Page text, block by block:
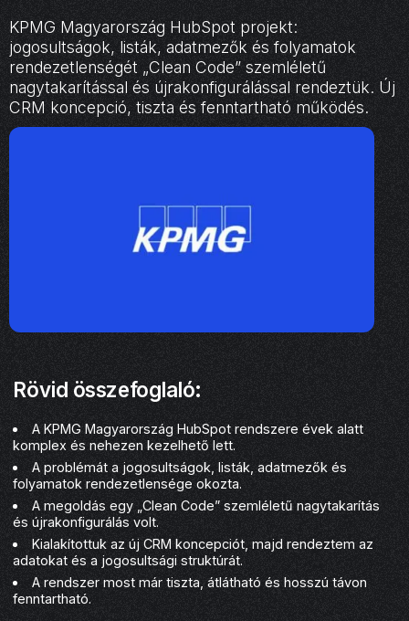
KPMG Magyarország HubSpot projekt:
jogosultságok, listák, adatmezők és folyamatok
rendezetlenségét „Clean Code” szemléletű
nagytakarítással és újrakonfigurálással rendeztük. Új
CRM koncepció, tiszta és fenntartható működés.
Rövid összefoglaló:
A KPMG Magyarország HubSpot rendszere évek alatt
komplex és nehezen kezelhető lett.
A problémát a jogosultságok, listák, adatmezők és
folyamatok rendezetlensége okozta.
A megoldás egy „Clean Code” szemléletű nagytakarítás
és újrakonfigurálás volt.
Kialakítottuk az új CRM koncepciót, majd rendeztem az
adatokat és a jogosultsági struktúrát.
A rendszer most már tiszta, átlátható és hosszú távon
fenntartható.